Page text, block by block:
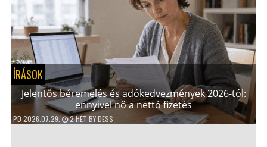
ÍRÁSOK
Jelentős béremelés és adókedvezmények 2026-tól:
ennyivel nő a nettó fizetés
PD2026.07.29. 2 HÉT BYDESS